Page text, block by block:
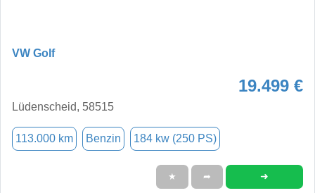
VW Golf
19.499 €
Lüdenscheid, 58515
113.000 km Benzin 184 kw (250 PS)
★ ➦ ➜